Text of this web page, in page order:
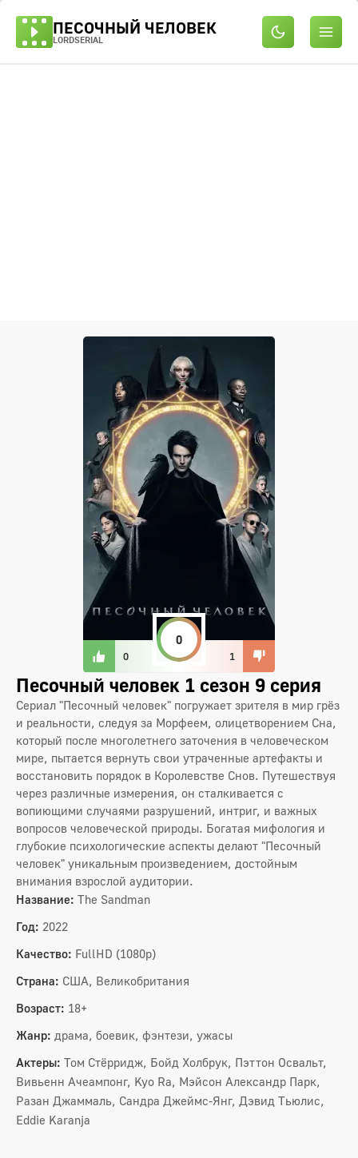
ПЕСОЧНЫЙ ЧЕЛОВЕК
LORDSERIAL
0
0
1
Песочный человек 1 сезон 9 серия
Сериал "Песочный человек" погружает зрителя в мир грёз
и реальности, следуя за Морфеем, олицетворением Сна,
который после многолетнего заточения в человеческом
мире, пытается вернуть свои утраченные артефакты и
восстановить порядок в Королевстве Снов. Путешествуя
через различные измерения, он сталкивается с
вопиющими случаями разрушений, интриг, и важных
вопросов человеческой природы. Богатая мифология и
глубокие психологические аспекты делают "Песочный
человек" уникальным произведением, достойным
внимания взрослой аудитории.
Название: The Sandman
Год: 2022
Качество: FullHD (1080p)
Страна: США, Великобритания
Возраст: 18+
Жанр: драма, боевик, фэнтези, ужасы
Актеры: Том Стёрридж, Бойд Холбрук, Пэттон Освальт,
Вивьенн Ачеампонг, Kyo Ra, Мэйсон Александр Парк,
Разан Джаммаль, Сандра Джеймс-Янг, Дэвид Тьюлис,
Eddie Karanja